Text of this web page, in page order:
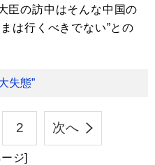
臣の訪中はそんな中国の
は行くべきでない”との
失態”
2 次へ
ジ]